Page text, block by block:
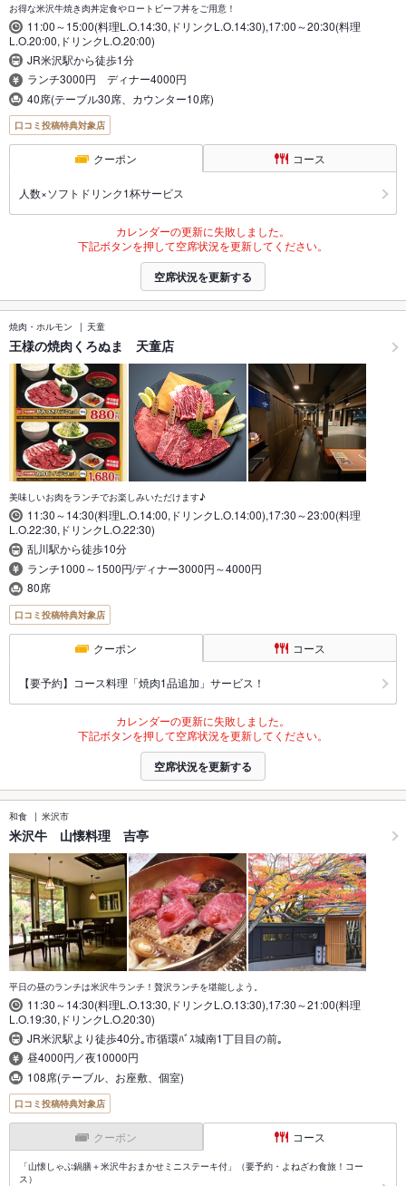
お得な米沢牛焼き肉丼定食やロートビーフ丼をご用意！
11:00～15:00(料理L.O.14:30,ドリンクL.O.14:30),17:00～20:30(料理
L.O.20:00,ドリンクL.O.20:00)
JR米沢駅から徒歩1分
ランチ3000円 ディナー4000円
40席(テーブル30席、カウンター10席)
口コミ投稿特典対象店
クーポン コース
人数×ソフトドリンク1杯サービス
カレンダーの更新に失敗しました。
下記ボタンを押して空席状況を更新してください。
空席状況を更新する
焼肉・ホルモン 天童
王様の焼肉くろぬま 天童店
美味しいお肉をランチでお楽しみいただけます♪
11:30～14:30(料理L.O.14:00,ドリンクL.O.14:00),17:30～23:00(料理
L.O.22:30,ドリンクL.O.22:30)
乱川駅から徒歩10分
ランチ1000～1500円/ディナー3000円～4000円
80席
口コミ投稿特典対象店
クーポン コース
【要予約】コース料理「焼肉1品追加」サービス！
カレンダーの更新に失敗しました。
下記ボタンを押して空席状況を更新してください。
空席状況を更新する
和食 米沢市
米沢牛 山懐料理 吉亭
平日の昼のランチは米沢牛ランチ！贅沢ランチを堪能しよう。
11:30～14:30(料理L.O.13:30,ドリンクL.O.13:30),17:30～21:00(料理
L.O.19:30,ドリンクL.O.20:30)
JR米沢駅より徒歩40分｡市循環ﾊﾞｽ城南1丁目目の前｡
昼4000円／夜10000円
108席(テーブル、お座敷、個室)
口コミ投稿特典対象店
クーポン コース
「山懐しゃぶ鍋膳＋米沢牛おまかせミニステーキ付」（要予約・よねざわ食旅！コー
ス）